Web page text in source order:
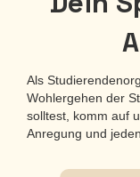
Als
Wohlergehen der
solltest, komm auf
Anregung und